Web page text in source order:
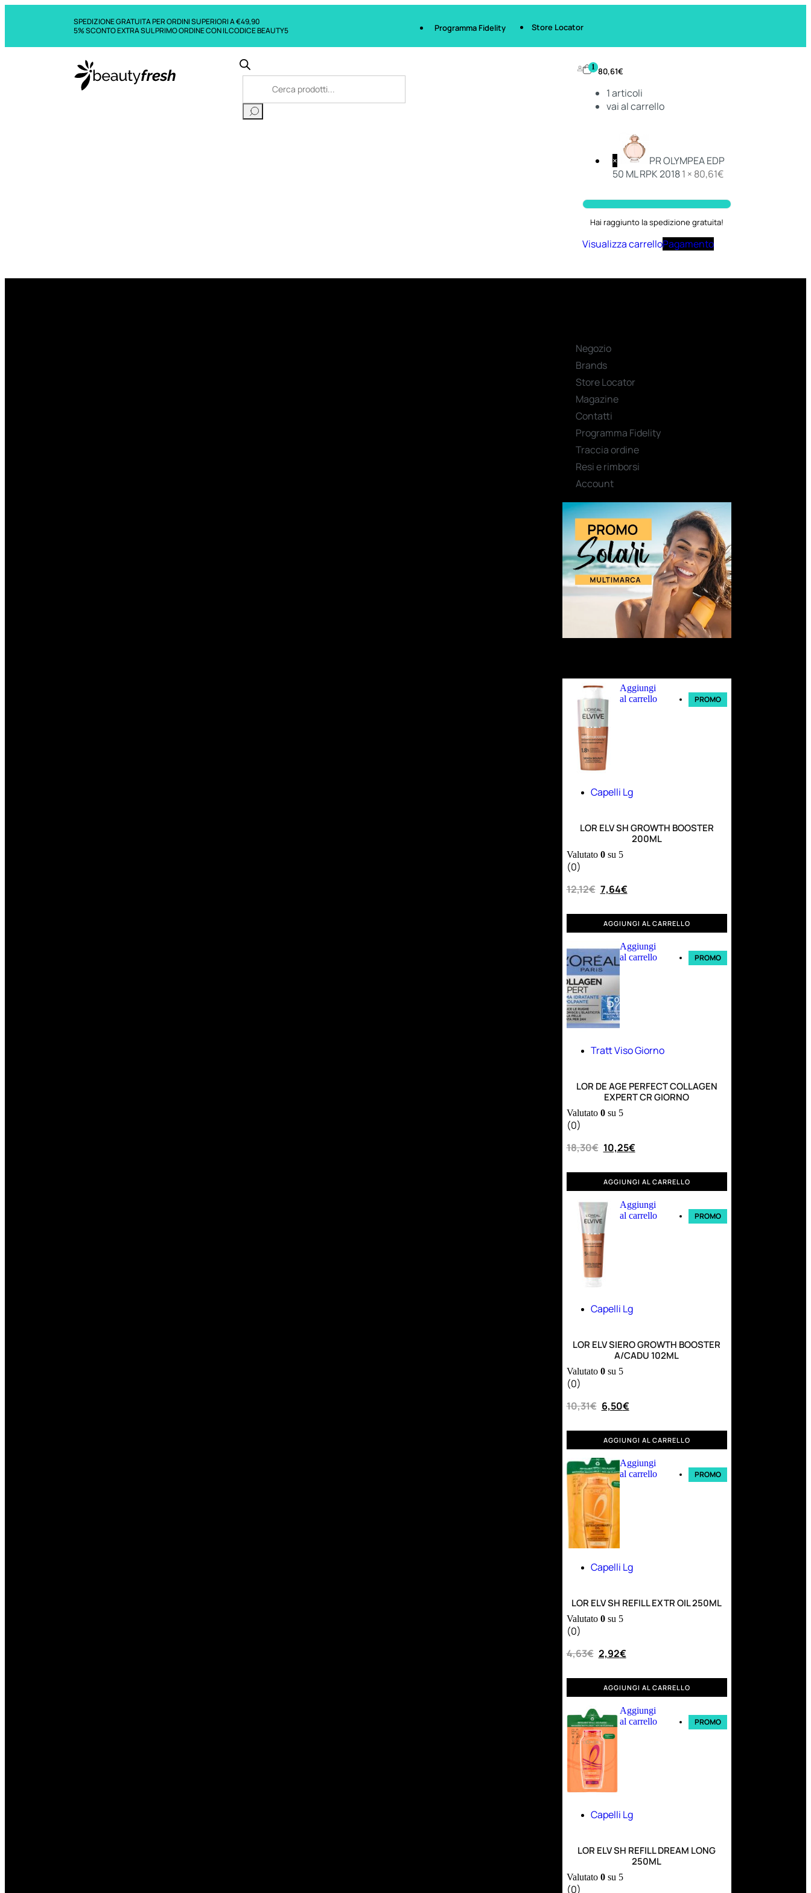
SPEDIZIONE GRATUITA PER ORDINI SUPERIORI A €49,90
5% SCONTO EXTRA SUL PRIMO ORDINE CON IL CODICE BEAUTY5
Programma Fidelity Store Locator
1 80,61€
1articoli
vai al carrello
×
PR OLYMPEA EDP
50 ML RPK 20181 × 80,61€
Hai raggiunto la spedizione gratuita!
Visualizza carrelloPagamento
Negozio
Brands
Store Locator
Magazine
Contatti
Programma Fidelity
Traccia ordine
Resi e rimborsi
Account
Aggiungi
al carrello
PROMO
Capelli Lg
LOR ELV SH GROWTH BOOSTER
200ML
Valutato 0su 5
(0)
12,12€ 7,64€
AGGIUNGI AL CARRELLO
Aggiungi
al carrello
PROMO
Tratt Viso Giorno
LOR DE AGE PERFECT COLLAGEN
EXPERT CR GIORNO
Valutato 0su 5
(0)
18,30€ 10,25€
AGGIUNGI AL CARRELLO
Aggiungi
al carrello
PROMO
Capelli Lg
LOR ELV SIERO GROWTH BOOSTER
A/CADU 102ML
Valutato 0su 5
(0)
10,31€ 6,50€
AGGIUNGI AL CARRELLO
Aggiungi
al carrello
PROMO
Capelli Lg
LOR ELV SH REFILL EXTR OIL 250ML
Valutato 0su 5
(0)
4,63€ 2,92€
AGGIUNGI AL CARRELLO
Aggiungi
al carrello
PROMO
Capelli Lg
LOR ELV SH REFILL DREAM LONG
250ML
Valutato 0su 5
(0)